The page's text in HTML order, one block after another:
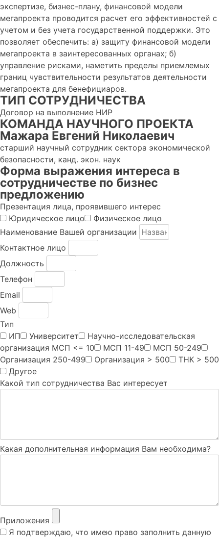
экспертизе, бизнес-плану, финансовой модели
мегапроекта проводится расчет его эффективностей с
учетом и без учета государственной поддержки. Это
позволяет обеспечить: а) защиту финансовой модели
мегапроекта в заинтересованных органах; б)
управление рисками, наметить пределы приемлемых
границ чувствительности результатов деятельности
мегапроекта для бенефициаров.
ТИП СОТРУДНИЧЕСТВА
Договор на выполнение НИР
КОМАНДА НАУЧНОГО ПРОЕКТА
Мажара Евгений Николаевич
старший научный сотрудник сектора экономической
безопасности, канд. экон. наук
Форма выражения интереса в
сотрудничестве по бизнес
предложению
Презентация лица, проявившего интерес
Юридическое лицо
Физическое лицо
Наименование Вашей организации
Контактное лицо
Должность
Телефон
Email
Web
Тип
ИП
Университет
Научно-исследовательская
организация МСП <= 10
МСП 11-49
МСП 50-249
Организация 250-499
Организация > 500
ТНК > 500
Другое
Какой тип сотрудничества Вас интересует
Какая дополнительная информация Вам необходима?
Приложения
Я подтверждаю, что имею право заполнить данную